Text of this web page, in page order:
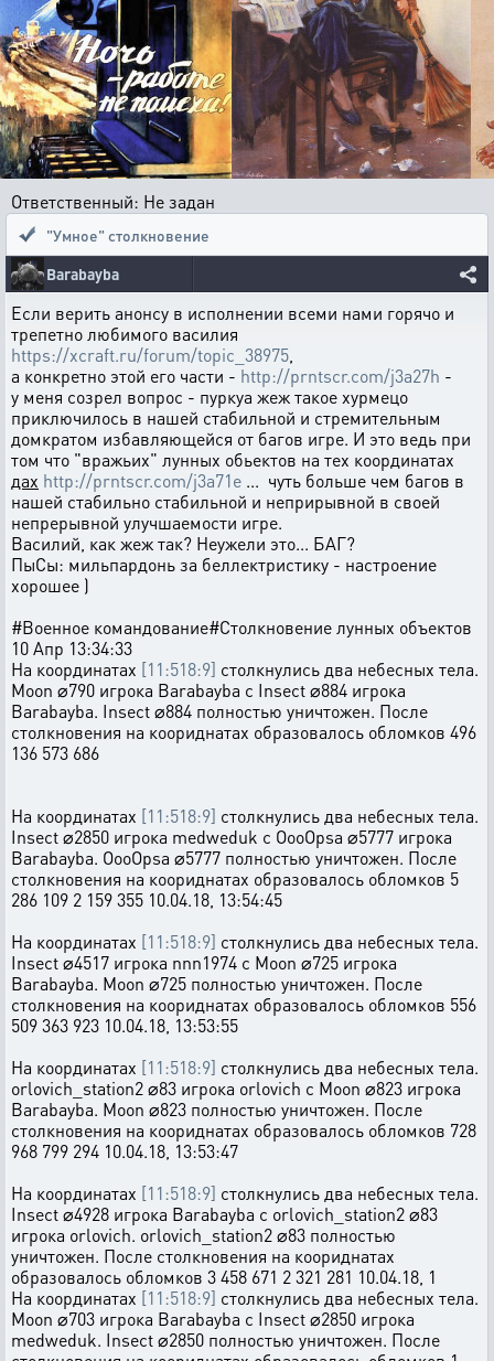
Ответственный: Не задан
"Умное" столкновение
Barabayba
Если верить анонсу в исполнении всеми нами горячо и
трепетно любимого василия
https://xcraft.ru/forum/topic_38975
а конкретно этой его части - http://prntscr.com/j3a27h -
у меня созрел вопрос - пуркуа жеж такое хурмецо
приключилось в нашей стабильной и стремительным
домкратом избавляющейся от багов игре. И это ведь при
том что "вражьих" лунных обьектов на тех координатах
дах http://prntscr.com/j3a71e ... чуть больше чем багов в
нашей стабильно стабильной и неприрывной в своей
непрерывной улучшаемости игре.
Василий, как жеж так? Неужели это... БАГ?
ПыСы: мильпардонь за беллектристику - настроение
хорошее )
#Военное командование#Столкновение лунных объектов
10 Апр 13:34:33
На координатах [11:518:9] столкнулись два небесных тела.
Moon ⌀790 игрока Barabayba с Insect ⌀884 игрока
Barabayba. Insect ⌀884 полностью уничтожен. После
столкновения на коориднатах образовалось обломков 496
136 573 686
На координатах [11:518:9] столкнулись два небесных тела.
Insect ⌀2850 игрока medweduk с OooOpsa ⌀5777 игрока
Barabayba. OooOpsa ⌀5777 полностью уничтожен. После
столкновения на коориднатах образовалось обломков 5
286 109 2 159 355 10.04.18, 13:54:45
На координатах [11:518:9] столкнулись два небесных тела.
Insect ⌀4517 игрока nnn1974 с Moon ⌀725 игрока
Barabayba. Moon ⌀725 полностью уничтожен. После
столкновения на коориднатах образовалось обломков 556
509 363 923 10.04.18, 13:53:55
На координатах [11:518:9] столкнулись два небесных тела.
orlovich_station2 ⌀83 игрока orlovich с Moon ⌀823 игрока
Barabayba. Moon ⌀823 полностью уничтожен. После
столкновения на коориднатах образовалось обломков 728
968 799 294 10.04.18, 13:53:47
На координатах [11:518:9] столкнулись два небесных тела.
Insect ⌀4928 игрока Barabayba с orlovich_station2 ⌀83
игрока orlovich. orlovich_station2 ⌀83 полностью
уничтожен. После столкновения на коориднатах
образовалось обломков 3 458 671 2 321 281 10.04.18, 1
На координатах [11:518:9] столкнулись два небесных тела.
Moon ⌀703 игрока Barabayba с Insect ⌀2850 игрока
medweduk. Insect ⌀2850 полностью уничтожен. После